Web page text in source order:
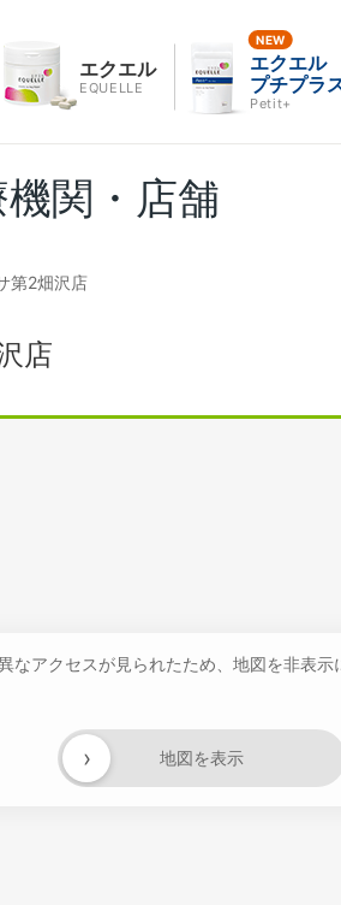
エクエル
EQUELLE
エクエル
プチプラ
Petit+
関・店舗
第2畑沢店
店
なアクセスが見られたため、地図を非表示
地図を表示
›